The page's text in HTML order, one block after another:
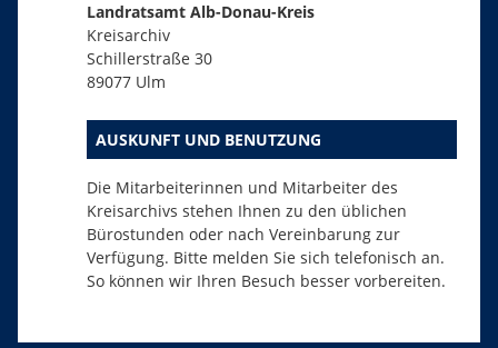
Landratsamt Alb-Donau-Kreis
Kreisarchiv
Schillerstraße 30
89077 Ulm
AUSKUNFT UND BENUTZUNG
Die Mitarbeiterinnen und Mitarbeiter des
Kreisarchivs stehen Ihnen zu den üblichen
Bürostunden oder nach Vereinbarung zur
Verfügung. Bitte melden Sie sich telefonisch an.
So können wir Ihren Besuch besser vorbereiten.